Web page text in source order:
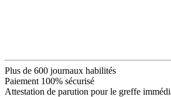
Plus de 600 journaux habilités
Paiement 100% sécurisé
Attestation de parution pour le greffe